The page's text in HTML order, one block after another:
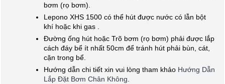
bơm (rọ bơm).
Lepono XHS 1500 có thể hút được nước có lẫn bột
khí hoặc khi gas .
Đường ống hút hoặc Trõ bơm (rọ bơm) phải được lắp
cách đáy bể ít nhất 50cm để tránh hút phải bùn, cát,
cặn trong bể.
Hướng dẫn chi tiết xin vui lòng tham khảo Hướng Dẫn
Lắp Đặt Bơm Chân Không